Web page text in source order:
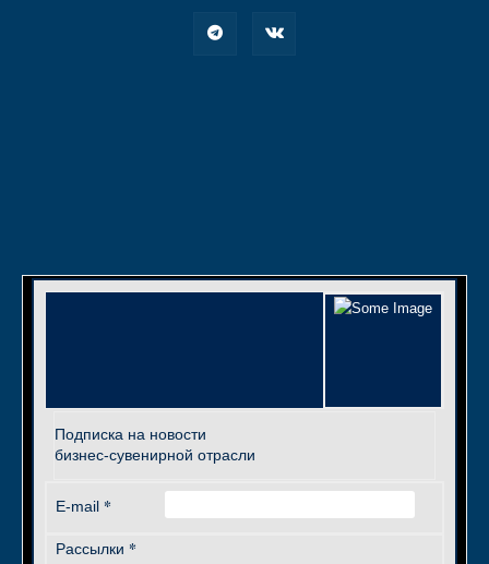
Подписка на новости
бизнес-сувенирной отрасли
E-mail *
Рассылки *